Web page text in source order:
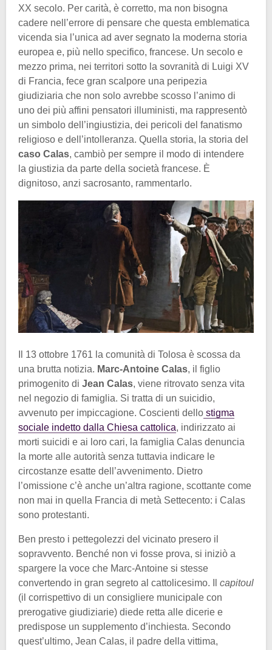
XX secolo. Per carità, è corretto, ma non bisogna
cadere nell’errore di pensare che questa emblematica
vicenda sia l’unica ad aver segnato la moderna storia
europea e, più nello specifico, francese. Un secolo e
mezzo prima, nei territori sotto la sovranità di Luigi XV
di Francia, fece gran scalpore una peripezia
giudiziaria che non solo avrebbe scosso l’animo di
uno dei più affini pensatori illuministi, ma rappresentò
un simbolo dell’ingiustizia, dei pericoli del fanatismo
religioso e dell’intolleranza. Quella storia, la storia del
caso Calas, cambiò per sempre il modo di intendere
la giustizia da parte della società francese. È
dignitoso, anzi sacrosanto, rammentarlo.
Il 13 ottobre 1761 la comunità di Tolosa è scossa da
una brutta notizia. Marc-Antoine Calas, il figlio
primogenito di Jean Calas, viene ritrovato senza vita
nel negozio di famiglia. Si tratta di un suicidio,
avvenuto per impiccagione. Coscienti dello stigma
sociale indetto dalla Chiesa cattolica, indirizzato ai
morti suicidi e ai loro cari, la famiglia Calas denuncia
la morte alle autorità senza tuttavia indicare le
circostanze esatte dell’avvenimento. Dietro
l’omissione c’è anche un’altra ragione, scottante come
non mai in quella Francia di metà Settecento: i Calas
sono protestanti.
Ben presto i pettegolezzi del vicinato presero il
sopravvento. Benché non vi fosse prova, si iniziò a
spargere la voce che Marc-Antoine si stesse
convertendo in gran segreto al cattolicesimo. Il capitoul
(il corrispettivo di un consigliere municipale con
prerogative giudiziarie) diede retta alle dicerie e
predispose un supplemento d’inchiesta. Secondo
quest’ultimo, Jean Calas, il padre della vittima,